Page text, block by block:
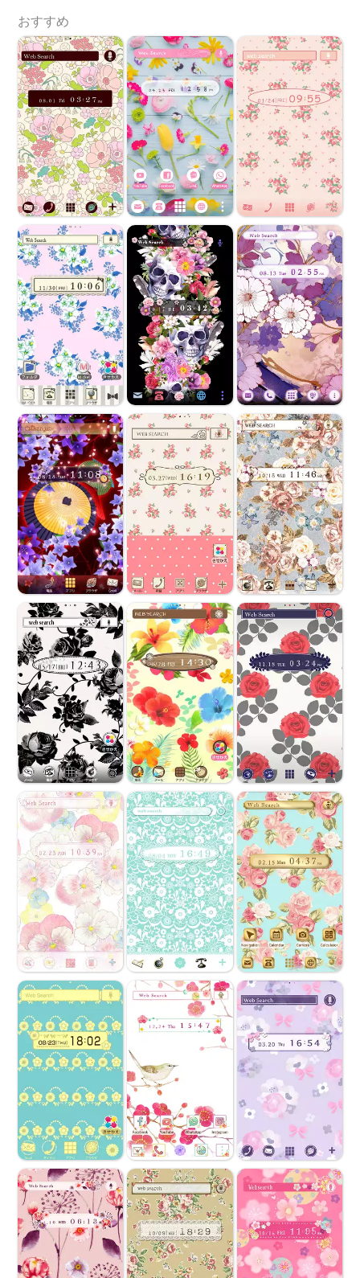
おすすめ